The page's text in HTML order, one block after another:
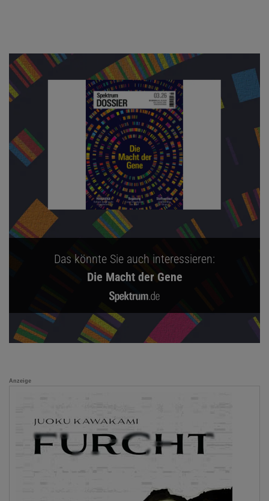
Das könnte Sie auch interessieren:
Die Macht der Gene
Anzeige